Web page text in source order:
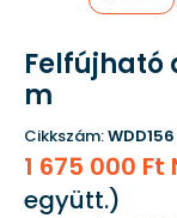
Felfújható
m
Cikkszám:WDD156
1 675 000 Ft
együtt.)